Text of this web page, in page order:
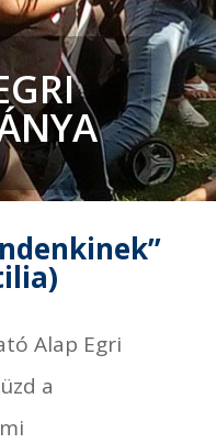
Alap Egri
a